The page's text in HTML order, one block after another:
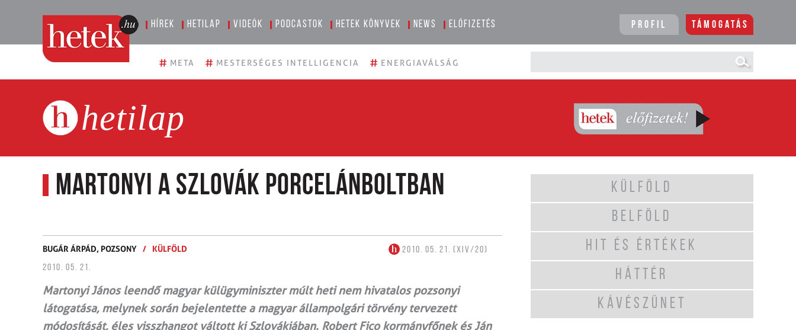
Hírek Hetilap Videók Podcastok Hetek könyvek News Előfizetés Profil Támogatás
# META # MESTERSÉGES INTELLIGENCIA # ENERGIAVÁLSÁG
hetilap
Martonyi a szlovák porcelánboltban
BUGÁR ÁRPÁD, POZSONY / KÜLFÖLD
2010. 05. 21. (XIV/20)
2010. 05. 21.
Martonyi János leendő magyar külügyminiszter múlt heti nem hivatalos pozsonyi
látogatása, melynek során bejelentette a magyar állampolgári törvény tervezett
módosítását, éles visszhangot váltott ki Szlovákiában. Robert Fico kormányfőnek és Ján
KÜLFÖLD
BELFÖLD
HIT ÉS ÉRTÉKEK
HÁTTÉR
KÁVÉSZÜNET